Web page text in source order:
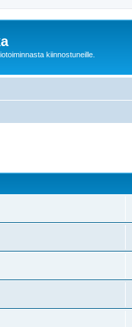
kiinnostuneille.